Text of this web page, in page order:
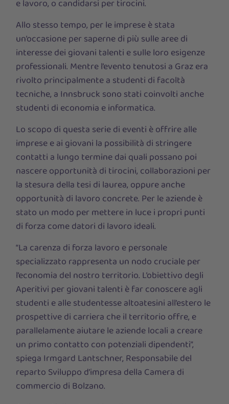
e lavoro, o candidarsi per tirocini.
Allo stesso tempo, per le imprese è stata
un’occasione per saperne di più sulle aree di
interesse dei giovani talenti e sulle loro esigenze
professionali. Mentre l’evento tenutosi a Graz era
rivolto principalmente a studenti di facoltà
tecniche, a Innsbruck sono stati coinvolti anche
studenti di economia e informatica.
Lo scopo di questa serie di eventi è offrire alle
imprese e ai giovani la possibilità di stringere
contatti a lungo termine dai quali possano poi
nascere opportunità di tirocini, collaborazioni per
la stesura della tesi di laurea, oppure anche
opportunità di lavoro concrete. Per le aziende è
stato un modo per mettere in luce i propri punti
di forza come datori di lavoro ideali.
“La carenza di forza lavoro e personale
specializzato rappresenta un nodo cruciale per
l’economia del nostro territorio. L’obiettivo degli
Aperitivi per giovani talenti è far conoscere agli
studenti e alle studentesse altoatesini all’estero le
prospettive di carriera che il territorio offre, e
parallelamente aiutare le aziende locali a creare
un primo contatto con potenziali dipendenti”,
spiega Irmgard Lantschner, Responsabile del
reparto Sviluppo d’impresa della Camera di
commercio di Bolzano.